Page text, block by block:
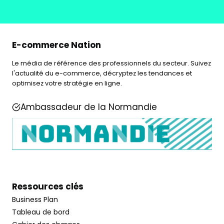
E-commerce Nation
Le média de référence des professionnels du secteur. Suivez
l'actualité du e-commerce, décryptez les tendances et
optimisez votre stratégie en ligne.
Ambassadeur de la Normandie
Ressources clés
Business Plan
Tableau de bord